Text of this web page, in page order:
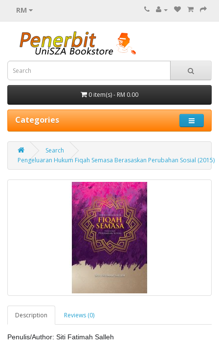
RM
0 item(s) - RM 0.00
Categories
Search
Pengeluaran Hukum Fiqah Semasa Berasaskan Perubahan Sosial (2015)
Description Reviews (0)
Penulis/Author: Siti Fatimah Salleh